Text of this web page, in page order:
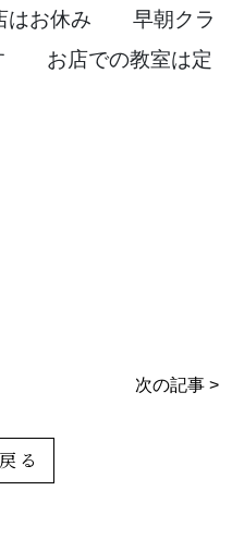
はお休み 早朝クラ
お店での教室は定
次の記事 >
る